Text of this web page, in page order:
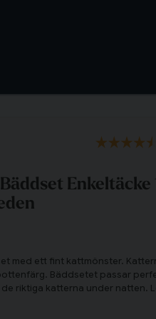
Enkeltäcke
med ett fint kattmönster.
Bäddsetet passar
riktiga katterna under natten.
varje natt!